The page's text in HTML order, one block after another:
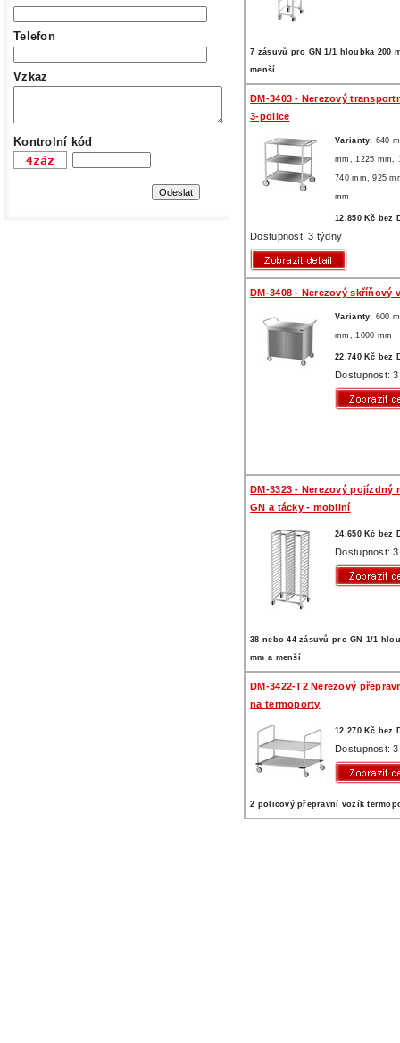
Telefon
Vzkaz
Kontrolní kód
7 zásuvů pro GN 1/1 hloubka 200
menší
DM-3403 - Nerezový
3-police
Varianty: 640
mm, 1225 mm,
740 mm,925
mm
12.850 Kč bez
Dostupnost: 3 týdny
DM-3408 - Nerezový skříňový
Varianty: 600
mm, 1000 mm
22.740 Kč bez
Dostupnost:
DM-3323 - Nerezový pojízdný
GN a tácky - mobilní
24.650 Kč bez
Dostupnost:
38 nebo 44 zásuvů pro GN 1/1
mm a menší
DM-3422-T2 Nerezový
na termoporty
12.270 Kč bez
Dostupnost:
2 policový přepravní vozík